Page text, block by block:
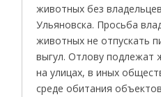
животных без
Ульяновска. Просьба
животных не отпускать
выгул. Отлову подлежат
на улицах, в иных
среде обитания